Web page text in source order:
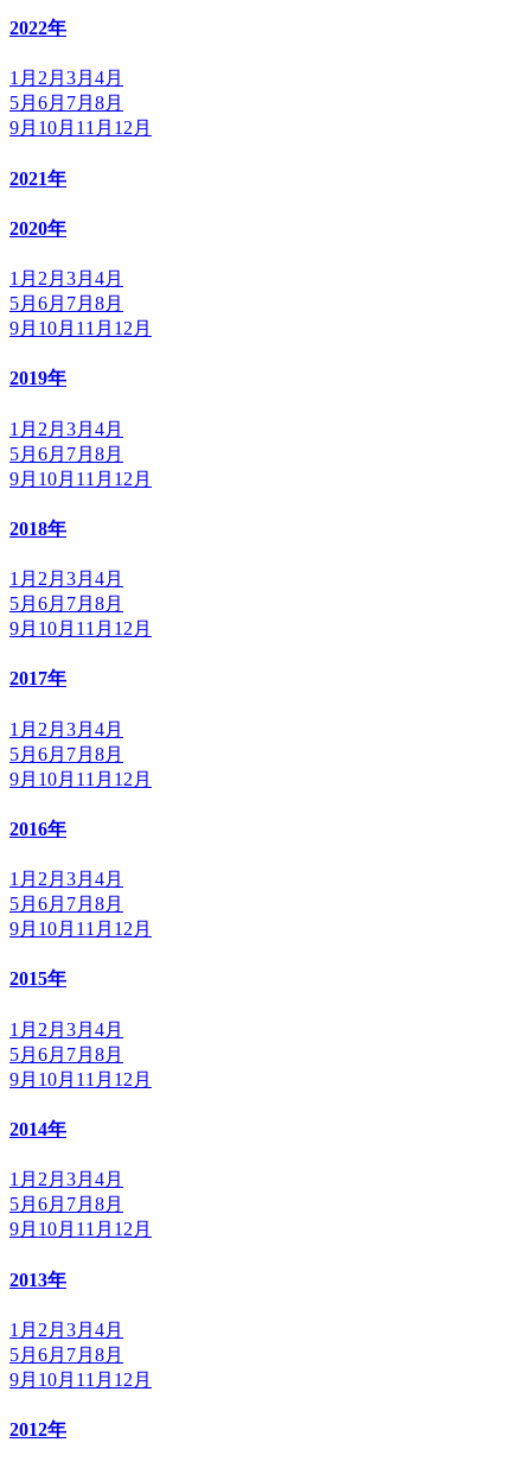
2022年
1月 2月 3月 4月
5月 6月 7月 8月
9月 10月 11月 12月
2021年
2020年
1月 2月 3月 4月
5月 6月 7月 8月
9月 10月 11月 12月
2019年
1月 2月 3月 4月
5月 6月 7月 8月
9月 10月 11月 12月
2018年
1月 2月 3月 4月
5月 6月 7月 8月
9月 10月 11月 12月
2017年
1月 2月 3月 4月
5月 6月 7月 8月
9月 10月 11月 12月
2016年
1月 2月 3月 4月
5月 6月 7月 8月
9月 10月 11月 12月
2015年
1月 2月 3月 4月
5月 6月 7月 8月
9月 10月 11月 12月
2014年
1月 2月 3月 4月
5月 6月 7月 8月
9月 10月 11月 12月
2013年
1月 2月 3月 4月
5月 6月 7月 8月
9月 10月 11月 12月
2012年